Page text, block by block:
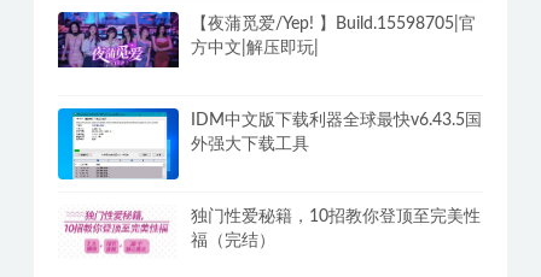
【夜蒲觅爱/Yep! 】Build.15598705|官
方中文|解压即玩|
IDM中文版下载利器全球最快v6.43.5国
外强大下载工具
独门性爱秘籍，10招教你登顶至完美性
福（完结）